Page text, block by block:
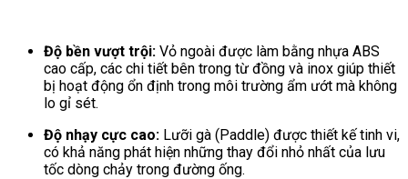
Độ bền vượt trội: Vỏ ngoài được làm bằng nhựa ABS
cao cấp, các chi tiết bên trong từ đồng và inox giúp thiết
bị hoạt động ổn định trong môi trường ẩm ướt mà không
lo gỉ sét.
Độ nhạy cực cao: Lưỡi gà (Paddle) được thiết kế tinh vi,
có khả năng phát hiện những thay đổi nhỏ nhất của lưu
tốc dòng chảy trong đường ống.